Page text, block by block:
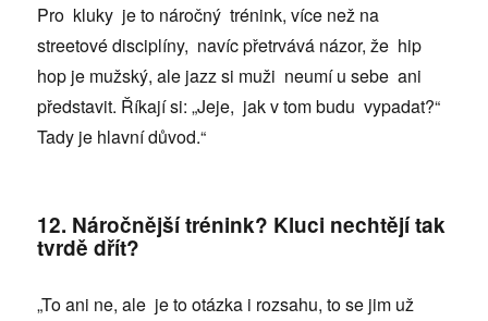
Pro kluky je to náročný trénink, více než na
streetové disciplíny, navíc přetrvává názor, že hip
hop je mužský, ale jazz si muži neumí u sebe ani
představit. Říkají si: „Jeje, jak v tom budu vypadat?“
Tady je hlavní důvod.“
12. Náročnější trénink? Kluci nechtějí tak
tvrdě dřít?
„To ani ne, ale je to otázka i rozsahu, to se jim už